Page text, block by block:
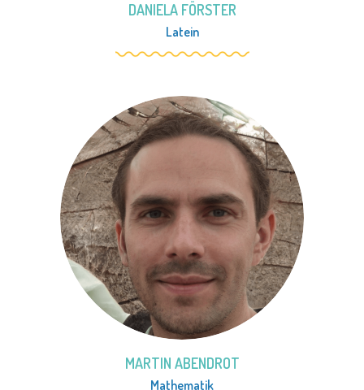
DANIELA FÖRSTER
Latein
MARTIN ABENDROT
Mathematik